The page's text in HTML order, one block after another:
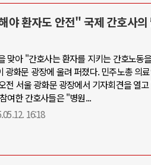
야 환자도 안전" 국제 간호사의
맞아 "간호사는 환자를 지키는 간호노동
광화문 광장에 울려 퍼졌다. 민주노총 의
전 서울 광화문 광장에서 기자회견을 열
여한 간호사들은 "병원...
16:18